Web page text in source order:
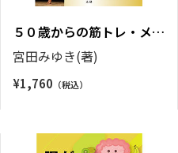
５０歳からの筋トレ・メソ
ッド
宮田みゆき(著)
¥1,760